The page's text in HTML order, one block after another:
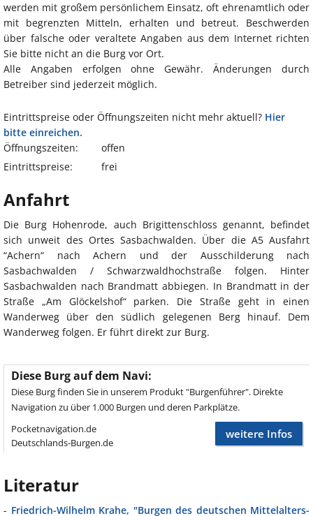
werden mit großem persönlichem Einsatz, oft ehrenamtlich oder
mit begrenzten Mitteln, erhalten und betreut. Beschwerden
über falsche oder veraltete Angaben aus dem Internet richten
Sie bitte nicht an die Burg vor Ort.
Alle Angaben erfolgen ohne Gewähr. Änderungen durch
Betreiber sind jederzeit möglich.
Eintrittspreise oder Öffnungszeiten nicht mehr aktuell? Hier
bitte einreichen.
Öffnungszeiten:
offen
Eintrittspreise:
frei
Anfahrt
Die Burg Hohenrode, auch Brigittenschloss genannt, befindet
sich unweit des Ortes Sasbachwalden. Über die A5 Ausfahrt
“Achern“ nach Achern und der Ausschilderung nach
Sasbachwalden / Schwarzwaldhochstraße folgen. Hinter
Sasbachwalden nach Brandmatt abbiegen. In Brandmatt in der
Straße „Am Glöckelshof“ parken. Die Straße geht in einen
Wanderweg über den südlich gelegenen Berg hinauf. Dem
Wanderweg folgen. Er führt direkt zur Burg.
Diese Burg auf dem Navi:
Diese Burg finden Sie in unserem Produkt "Burgenführer". Direkte
Navigation zu über 1.000 Burgen und deren Parkplätze.
Pocketnavigation.de
Deutschlands-Burgen.de
weitere Infos
Literatur
- Friedrich-Wilhelm Krahe, "Burgen des deutschen Mittelalters-